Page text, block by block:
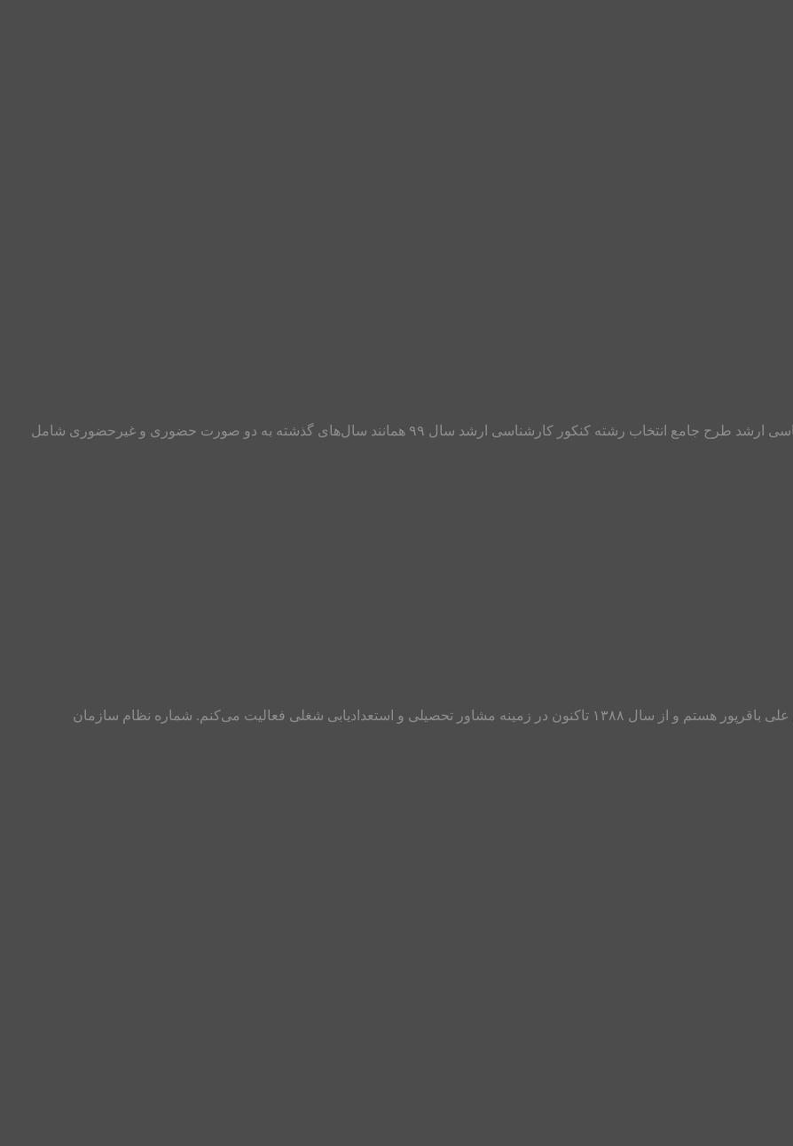
با عرض سلام و احترام به تمامی دانشجویان و داوطلبان کنکور کارشناسی ارشد طرح جامع انتخاب رشته کنکور کارشناسی ارشد سال ۹۹ همانند سال‌های گذشته به دو صورت حضوری و غیرحضوری شامل
سلام به دانش آموزان، دانشجویان، فارغ التحصیلان و والدین عزیز من علی باقرپور هستم و از سال ۱۳۸۸ تاکنون در زمینه مشاور تحصیلی و استعدادیابی شغلی فعالیت می‌کنم. شماره نظام سازمان